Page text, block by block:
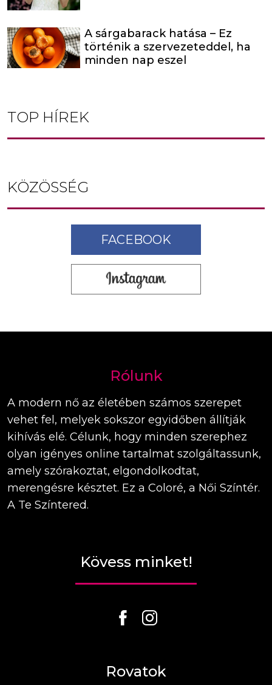
A sárgabarack hatása – Ez
történik a szervezeteddel, ha
minden nap eszel
TOP HÍREK
KÖZÖSSÉG
FACEBOOK
Rólunk
A modern nő az életében számos szerepet
vehet fel, melyek sokszor egyidőben állítják
kihívás elé. Célunk, hogy minden szerephez
olyan igényes online tartalmat szolgáltassunk,
amely szórakoztat, elgondolkodtat,
merengésre késztet. Ez a Coloré, a Női Színtér.
A Te Színtered.
Kövess minket!
Rovatok